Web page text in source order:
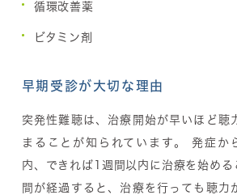
循環改善薬
ビタミン剤
早期受診が大切な理由
突発性難聴は、治療開始が早いほど聴
まることが知られています。 発症か
内、できれば1週間以内 に治療を始め
間が経過すると、治療を行っても聴力